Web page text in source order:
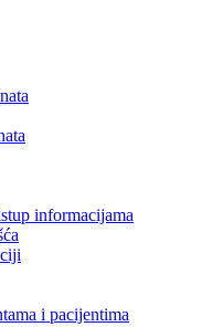
informacijama
i pacijentima